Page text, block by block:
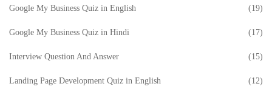
Google My Business Quiz in English (19)
Google My Business Quiz in Hindi (17)
Interview Question And Answer (15)
Landing Page Development Quiz in English (12)